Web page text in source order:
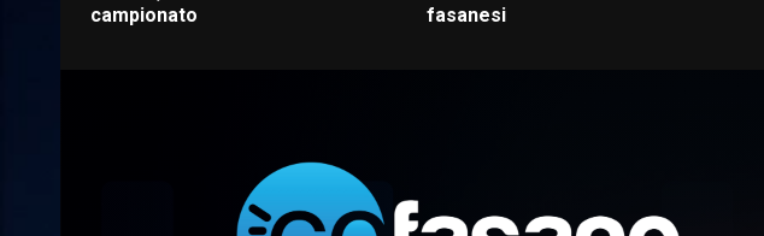
campionato
fasanesi